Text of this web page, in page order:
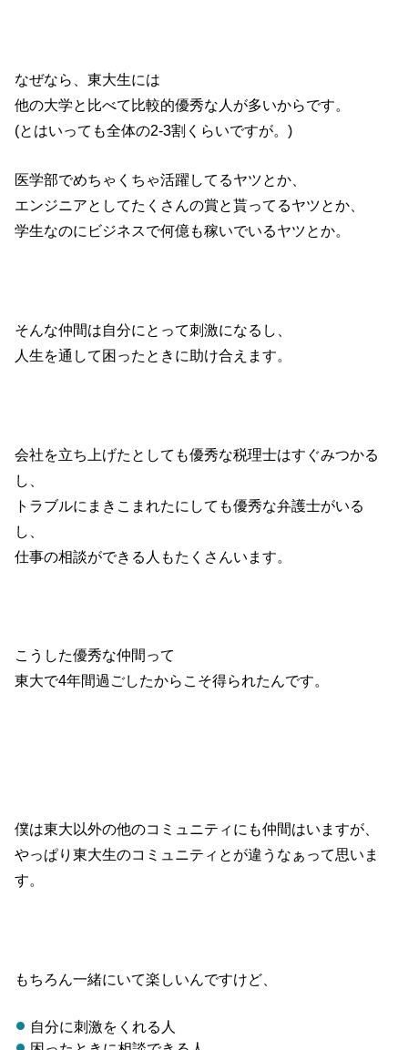
なぜなら、東大生には
他の大学と比べて比較的優秀な人が多いからです。
(とはいっても全体の2-3割くらいですが。)
医学部でめちゃくちゃ活躍してるヤツとか、
エンジニアとしてたくさんの賞と貰ってるヤツとか、
学生なのにビジネスで何億も稼いでいるヤツとか。
そんな仲間は自分にとって刺激になるし、
人生を通して困ったときに助け合えます。
会社を立ち上げたとしても優秀な税理士はすぐみつかる
し、
トラブルにまきこまれたにしても優秀な弁護士がいる
し、
仕事の相談ができる人もたくさんいます。
こうした優秀な仲間って
東大で4年間過ごしたからこそ得られたんです。
僕は東大以外の他のコミュニティにも仲間はいますが、
やっぱり東大生のコミュニティとが違うなぁって思いま
す。
もちろん一緒にいて楽しいんですけど、
自分に刺激をくれる人